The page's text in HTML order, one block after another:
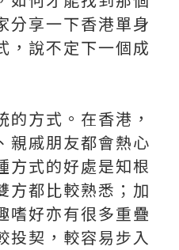
分享一下香港單身
，說不定下一個成
的方式。在香港，
親戚朋友都會熱心
方式的好處是知根
方都比較熟悉；加
嗜好亦有很多重疊
投契，較容易步入